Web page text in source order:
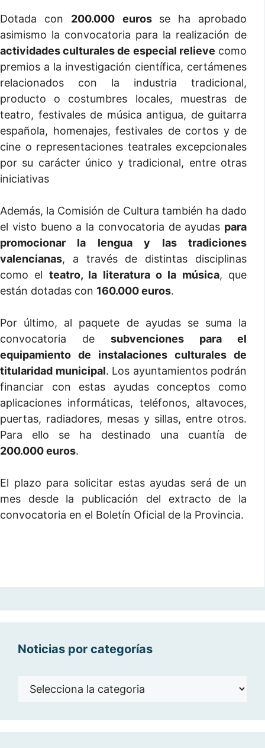
Dotada con 200.000 eurosse ha aprobado
asimismo la convocatoria para la realización de
actividades culturales de especial relieve como
premios a la investigación científica, certámenes
relacionados con la industria tradicional,
producto o costumbres locales, muestras de
teatro, festivales de música antigua, de guitarra
española, homenajes, festivales de cortos y de
cine o representaciones teatrales excepcionales
por su carácter único y tradicional, entre otras
iniciativas
Además, la Comisión de Cultura también ha dado
el visto bueno a la convocatoria de ayudas para
promocionar la lengua y las tradiciones
valencianas, a través de distintas disciplinas
como el teatro, la literatura o la música, que
están dotadas con 160.000 euros.
Por último, al paquete de ayudas se suma la
convocatoria de subvenciones para el
equipamiento de instalaciones culturales de
titularidad municipal. Los ayuntamientos podrán
financiar con estas ayudas conceptos como
aplicaciones informáticas, teléfonos, altavoces,
puertas, radiadores, mesas y sillas, entre otros.
Para ello se ha destinado una cuantía de
200.000 euros.
El plazo para solicitar estas ayudas será de un
mes desde la publicación del extracto de la
convocatoria en el Boletín Oficial de la Provincia.
Noticias por categorías
Noticias